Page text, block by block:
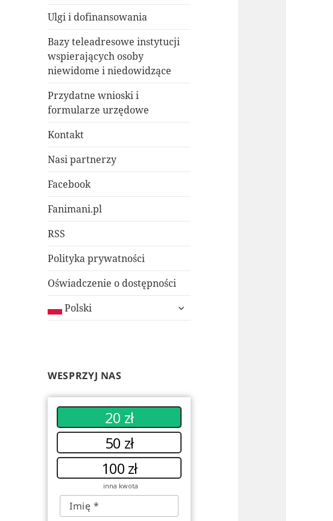
Ulgi i dofinansowania
Bazy teleadresowe instytucji
wspierających osoby
niewidome i niedowidzące
Przydatne wnioski i
formularze urzędowe
Kontakt
Nasi partnerzy
Facebook
Fanimani.pl
RSS
Polityka prywatności
Oświadczenie o dostępności
Polski
rozwiń
WESPRZYJ NAS
20 zł
50 zł
100 zł
inna kwota